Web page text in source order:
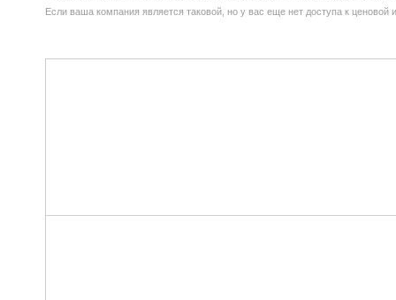
Если ваша компания является таковой, но у вас еще нет доступа к